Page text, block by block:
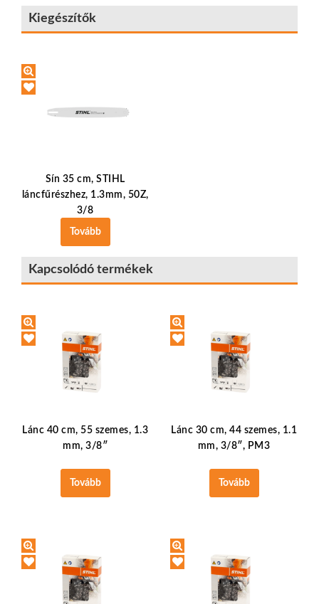
Kiegészítők
Sín 35 cm, STIHL
láncfűrészhez, 1.3mm, 50Z,
3/8
Tovább
Kapcsolódó termékek
Lánc 40 cm, 55 szemes, 1.3
mm, 3/8″
Tovább
Lánc 30 cm, 44 szemes, 1.1
mm, 3/8″, PM3
Tovább